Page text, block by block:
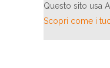
Questo sito usa
Scopri come i